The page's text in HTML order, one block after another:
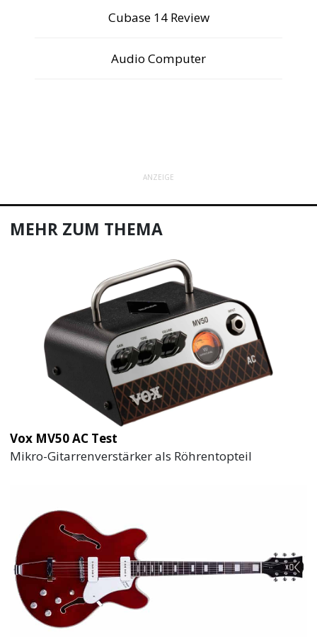
Cubase 14 Review
Audio Computer
ANZEIGE
MEHR ZUM THEMA
Vox MV50 AC Test
Mikro-Gitarrenverstärker als Röhrentopteil